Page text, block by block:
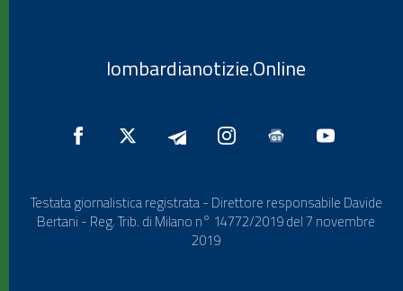
lombardianotizie.Online
Testata giornalistica registrata - Direttore responsabile Davide
Bertani - Reg. Trib. di Milano n° 14772/2019 del 7 novembre
2019